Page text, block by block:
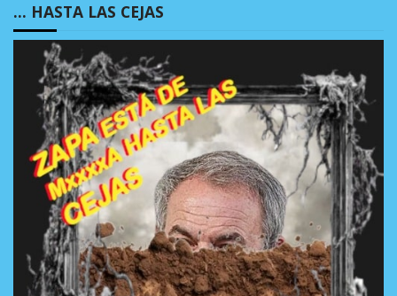
… HASTA LAS CEJAS